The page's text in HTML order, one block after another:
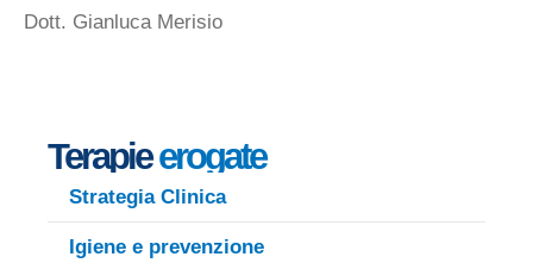
Dott. Gianluca Merisio
Terapieerogate
Strategia Clinica
Igiene e prevenzione